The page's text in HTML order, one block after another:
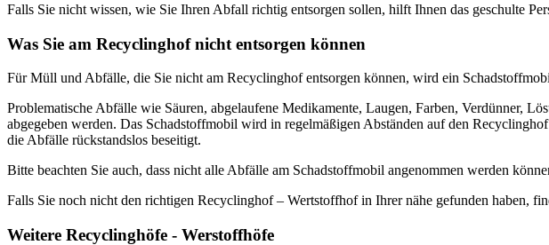
Falls Sie nicht wissen, wie Sie Ihren Abfall richtig entsorgen sollen, hilft Ihnen das geschulte
Was Sie am Recyclinghof nicht entsorgen können
Für Müll und Abfälle, die Sie nicht am Recyclinghof entsorgen können, wird ein
Problematische Abfälle wie Säuren, abgelaufene Medikamente, Laugen, Farben, Verdünner,
abgegeben werden. Das Schadstoffmobil wird in regelmäßigen Abständen auf den
die Abfälle rückstandslos beseitigt.
Bitte beachten Sie auch, dass nicht alle Abfälle am Schadstoffmobil angenommen werden
Falls Sie noch nicht den richtigen Recyclinghof – Wertstoffhof in Ihrer nähe gefunden haben,
Weitere Recyclinghöfe - Werstoffhöfe